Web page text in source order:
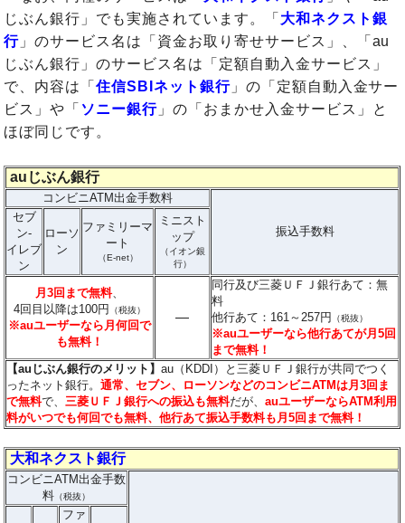
じぶん銀行」でも実施されています。「 大和ネクスト銀
行 」のサービス名は「資金お取り寄せサービス」、「au
じぶん銀行」のサービス名は「定額自動入金サービス」
で、内容は「住信SBIネット銀行」の「定額自動入金サー
ビス」や「 ソニー銀行 」の「おまかせ入金サービス」と
ほぼ同じです。
auじぶん銀行
コンビニATM出金手数料
振込手数料
セブ
ン-
イレブ
ン
ローソ
ン
ファミリーマ
ート
（E-net）
ミニスト
ップ
（イオン銀
行）
月3回まで無料、
4回目以降は100円
（税抜）
※auユーザーなら月何回で
も無料！
―
同行及び三菱ＵＦＪ銀行あて：無
料
他行あて：161～257円
（税抜）
※auユーザーなら他行あてが月5回
まで無料！
【auじぶん銀行のメリット】au（KDDI）と三菱ＵＦＪ銀行が共同でつく
ったネット銀行。通常、セブン、ローソンなどのコンビニATMは月3回ま
で無料で、三菱ＵＦＪ銀行への振込も無料だが、auユーザーならATM利用
料がいつでも何回でも無料、他行あて振込手数料も月5回まで無料！
大和ネクスト銀行
コンビニATM出金手数
料 （税抜）
ファ